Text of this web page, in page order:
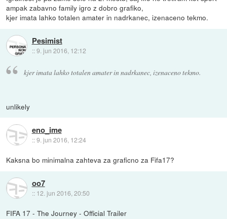
ampak zabavno family igro z dobro grafiko,
kjer imata lahko totalen amater in nadrkanec, izenaceno tekmo.
Pesimist
::9. jun 2016, 12:12
kjer imata lahko totalen amater in nadrkanec, izenaceno tekmo.
unlikely
eno_ime
::9. jun 2016, 12:24
Kaksna bo minimalna zahteva za graficno za Fifa17?
oo7
:: 12. jun 2016, 20:50
FIFA 17 - The Journey - Official Trailer